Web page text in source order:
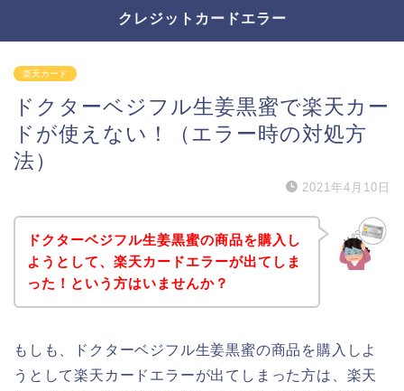
クレジットカードエラー
楽天カード
ドクターベジフル生姜黒蜜で楽天カー
ドが使えない！（エラー時の対処方
法）
2021年4月10日
ドクターベジフル生姜黒蜜の商品を購入し
ようとして、楽天カードエラーが出てしま
った！という方はいませんか？
もしも、ドクターベジフル生姜黒蜜の商品を購入しよ
うとして楽天カードエラーが出てしまった方は、楽天